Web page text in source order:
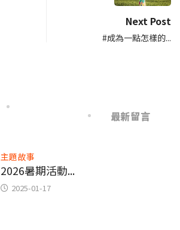
Next Post
#成為一點怎樣的...
最新留言
主題故事
2026暑期活動...
2025-01-17